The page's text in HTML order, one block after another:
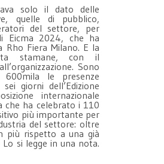
solo il dato delle
quelle di pubblico,
del settore, per
Eicma 2024, che ha
Fiera Milano. E la
stamane, con il
Sono
le presenze
giorni dell’Edizione
internazionale
che ha celebrato i 110
più importante per
del settore: oltre
più rispetto a una già
si legge in una nota.